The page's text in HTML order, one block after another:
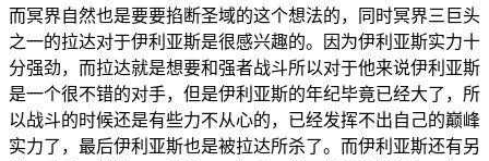
而冥界自然也是要要掐断圣域的这个想法的，同时冥界三巨头
之一的拉达对于伊利亚斯是很感兴趣的。因为伊利亚斯实力十
分强劲，而拉达就是想要和强者战斗所以对于他来说伊利亚斯
是一个很不错的对手，但是伊利亚斯的年纪毕竟已经大了，所
以战斗的时候还是有些力不从心的，已经发挥不出自己的巅峰
实力了，最后伊利亚斯也是被拉达所杀了。而伊利亚斯还有另